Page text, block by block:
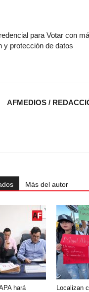
para Votar con
y protección de datos
AFMEDIOS /
Más del autor
hará
Localizan